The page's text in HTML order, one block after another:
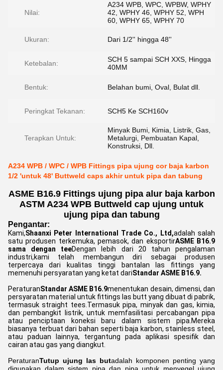
Nilai:
A234 WPB, WPC, WPBW, WPHY
42, WPHY 46, WPHY 52, WPH
60, WPHY 65, WPHY 70
Ukuran: Dari 1/2'' hingga 48''
Ketebalan:
SCH 5 sampai SCH XXS, Hingga
40MM
Bentuk: Belahan bumi, Oval, Bulat dll.
Peringkat Tekanan: SCH5 Ke SCH160v
Terapkan Untuk:
Minyak Bumi, Kimia, Listrik, Gas,
Metalurgi, Pembuatan Kapal,
Konstruksi, Dll.
A234 WPB / WPC / WPB Fittings pipa ujung cor baja karbon
1/2 'untuk 48' Buttweld caps akhir untuk pipa dan tabung
ASME B16.9 Fittings ujung pipa alur baja karbon
ASTM A234 WPB Buttweld cap ujung untuk
ujung pipa dan tabung
Pengantar:
Kami,Shaanxi Peter International Trade Co., Ltd,adalah salah
satu produsen terkemuka, pemasok, dan eksportirASME B16.9
sama dengan teeDengan lebih dari 20 tahun pengalaman
industri,kami telah membangun diri sebagai produsen
terpercaya dari kualitas tinggi bantalan las fittings yang
memenuhi persyaratan yang ketat dariStandar ASME B16.9.
PeraturanStandar ASME B16.9menentukan desain, dimensi, dan
persyaratan material untuk fittings las butt yang dibuat di pabrik,
termasuk straight tees.Termasuk pipa, minyak dan gas, kimia,
dan pembangkit listrik, untuk memfasilitasi percabangan pipa
atau penciptaan koneksi baru dalam sistem pipa.Mereka
biasanya terbuat dari bahan seperti baja karbon, stainless steel,
atau paduan lainnya, tergantung pada aplikasi spesifik dan
cairan atau gas yang diangkut.
PeraturanTutup ujung las butadalah komponen penting yang